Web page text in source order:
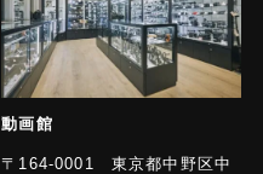
動画館
〒164-0001 東京都中野区中